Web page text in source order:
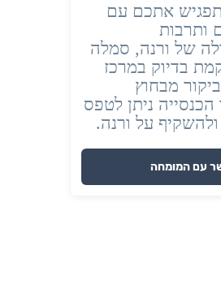
תפגיש אתכם עם
ותרבות
של ורנה, סמלה
בדיוק במרכז
מבחוץ
ניתן לטפס
על ורנה.
עם המומחה